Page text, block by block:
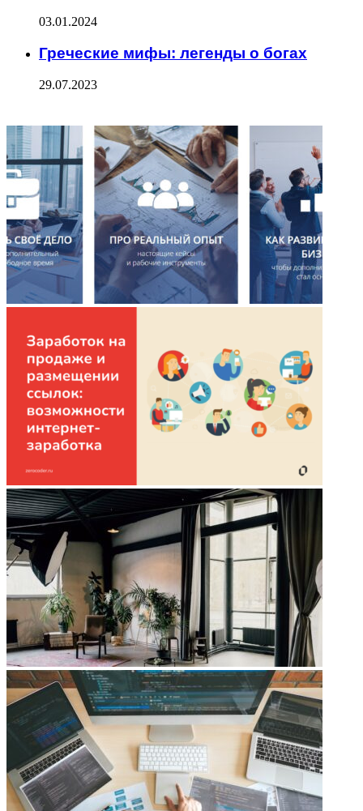
03.01.2024
Греческие мифы: легенды о богах
29.07.2023